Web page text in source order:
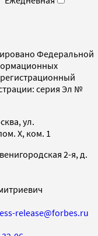
Федеральной
серия Эл №
ул.
X, ком. 1
2-я, д.
release@forbes.ru